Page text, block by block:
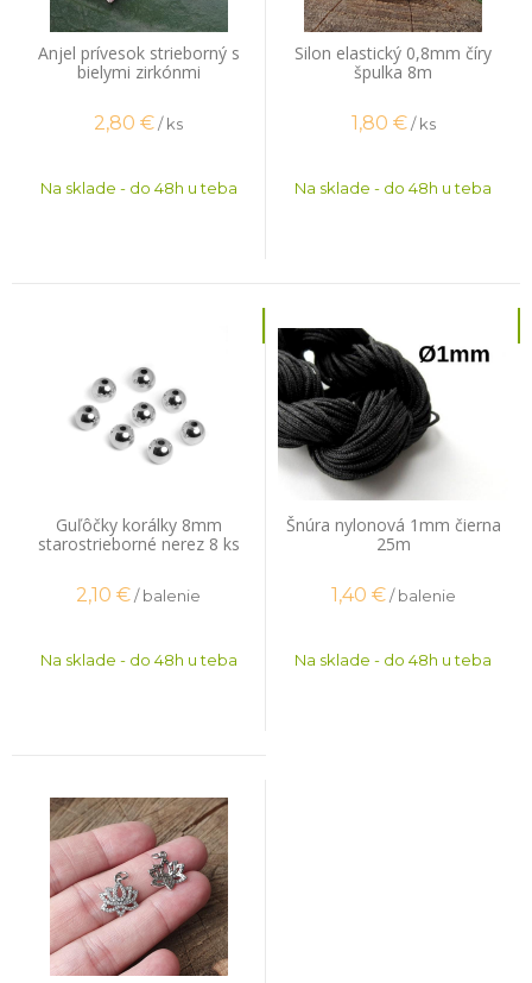
Anjel prívesok strieborný s
bielymi zirkónmi
2,80 €/ ks
Na sklade - do 48h u teba
Silon elastický 0,8mm číry
špulka 8m
1,80 € / ks
Na sklade - do 48h u teba
Guľôčky korálky 8mm
starostrieborné nerez 8 ks
2,10 €/ balenie
Na sklade - do 48h u teba
Šnúra nylonová 1mm čierna
25m
1,40 € / balenie
Na sklade - do 48h u teba